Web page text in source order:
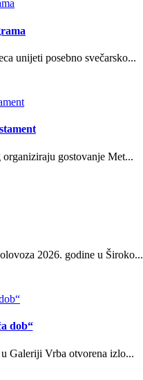
unijeti posebno svečarsko...
gostovanje Met...
2026. godine u Široko...
dob“
Galeriji Vrba otvorena izlo...